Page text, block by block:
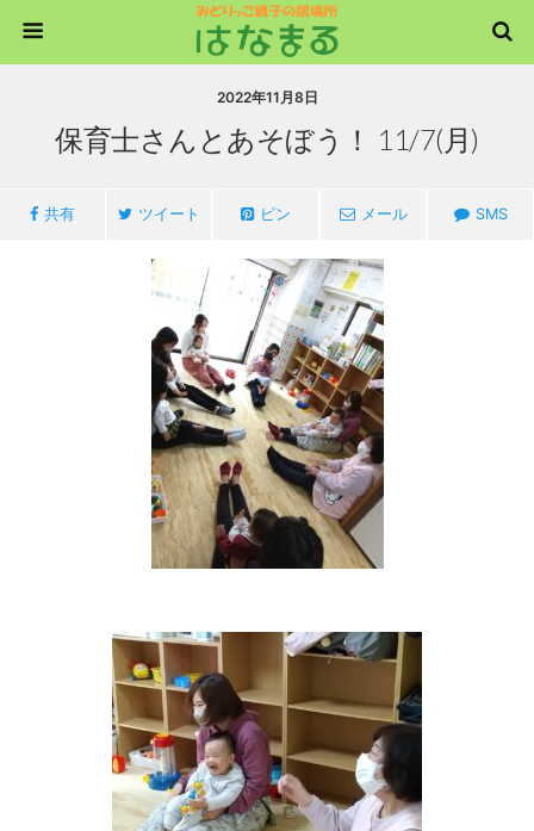
2022年11月8日
保育士さんとあそぼう！ 11/7(月)
共有 ツイート ピン メール SMS